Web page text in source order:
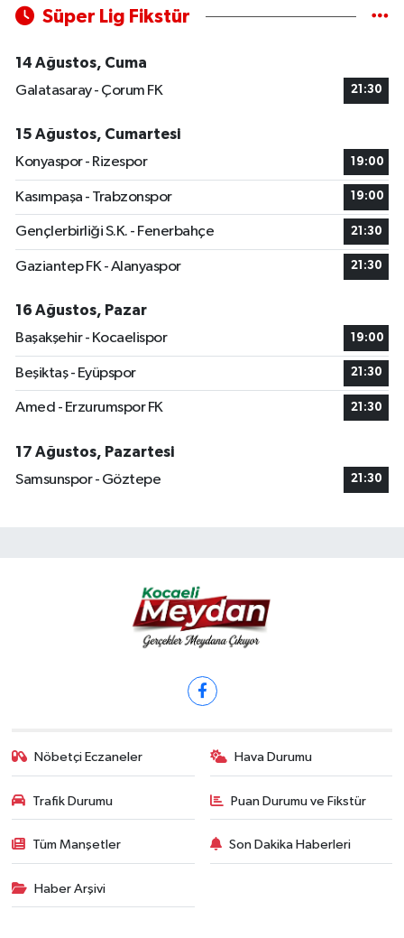
Süper Lig Fikstür
14 Ağustos, Cuma
Galatasaray - Çorum FK
21:30
15 Ağustos, Cumartesi
Konyaspor - Rizespor
19:00
Kasımpaşa - Trabzonspor 19:00
Gençlerbirliği S.K. - Fenerbahçe 21:30
Gaziantep FK - Alanyaspor 21:30
16 Ağustos, Pazar
Başakşehir - Kocaelispor
19:00
Beşiktaş - Eyüpspor 21:30
Amed - Erzurumspor FK 21:30
17 Ağustos, Pazartesi
Samsunspor - Göztepe
21:30
Nöbetçi Eczaneler Hava Durumu
Trafik Durumu Puan Durumu ve Fikstür
Tüm Manşetler Son Dakika Haberleri
Haber Arşivi